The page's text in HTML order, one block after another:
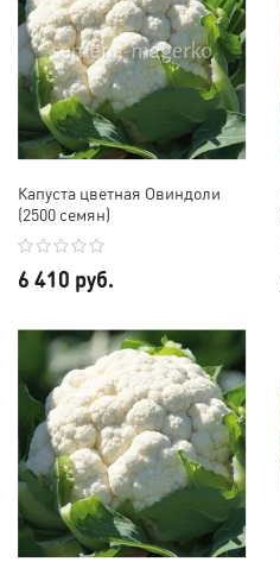
Капуста цветная Овиндоли
(2500 семян)
6 410 руб.